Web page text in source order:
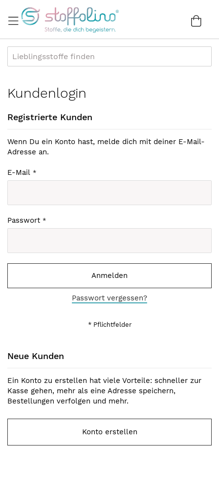
zum
Inhalt
Kundenlogin
Registrierte Kunden
Wenn Du ein Konto hast, melde dich mit deiner E-Mail-
Adresse an.
E-Mail
Passwort
Anmelden
Passwort vergessen?
Neue Kunden
Ein Konto zu erstellen hat viele Vorteile: schneller zur
Kasse gehen, mehr als eine Adresse speichern,
Bestellungen verfolgen und mehr.
Konto erstellen